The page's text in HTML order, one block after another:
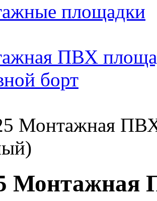
площадки
ПВХ
борт
Монтажная
Монтажная